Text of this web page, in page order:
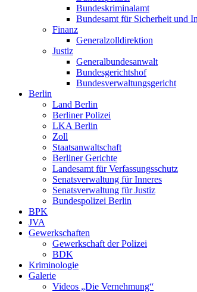
Bundeskriminalamt
Bundesamt für Sicherheit und
Finanz
Generalzolldirektion
Justiz
Generalbundesanwalt
Bundesgerichtshof
Bundesverwaltungsgericht
Berlin
Land Berlin
Berliner Polizei
LKA Berlin
Zoll
Staatsanwaltschaft
Berliner Gerichte
Landesamt für Verfassungsschutz
Senatsverwaltung für Inneres
Senatsverwaltung für Justiz
Bundespolizei Berlin
BPK
JVA
Gewerkschaften
Gewerkschaft der Polizei
BDK
Kriminologie
Galerie
Videos „Die Vernehmung“